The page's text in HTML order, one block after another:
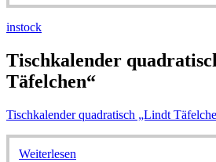
instock
Tischkalender
Täfelchen“
Tischkalender quadratisch „Lindt
Weiterlesen